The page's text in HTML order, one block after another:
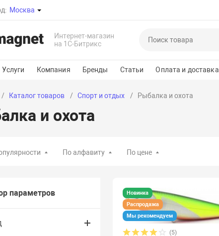
Москва
Интернет-магазин
на 1С-Битрикс
Услуги Компания Бренды Статьи Оплата и доставка
Каталог товаров Спорт и отдых Рыбалка и охота
и охота
По алфавиту По цене
параметров
Новинка
Распродажа
Мы рекомендуем
(5)